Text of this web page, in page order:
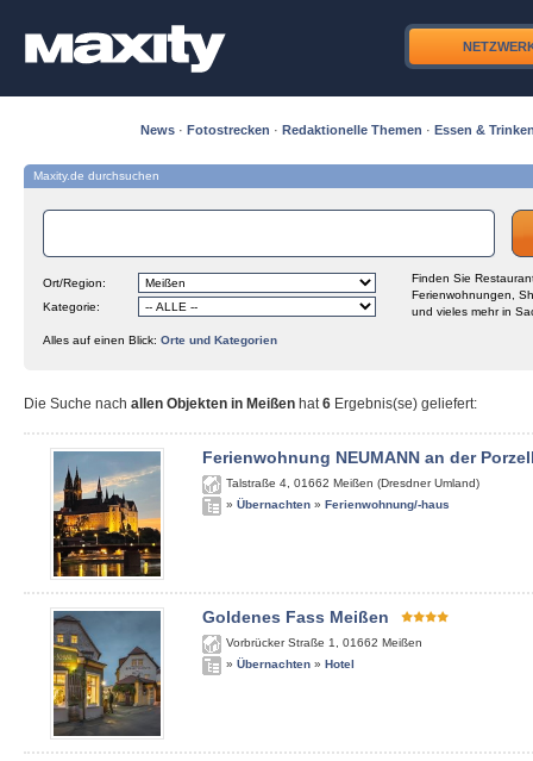
News · Fotostrecken · Redaktionelle Themen · Essen &
Maxity.de durchsuchen
Ort/Region:
Kategorie:
Finden Sie
Ferienwohnungen,
und vieles mehr in
Alles auf einen Blick: Orte und Kategorien
Die Suche nach allen Objekten in Meißen hat6 Ergebnis(se) geliefert:
Ferienwohnung NEUMANN an der
Talstraße 4 01662 Meißen (Dresdner Umland)
» Übernachten » Ferienwohnung/-haus
Goldenes Fass Meißen
Vorbrücker Straße 1 01662 Meißen
» Übernachten » Hotel